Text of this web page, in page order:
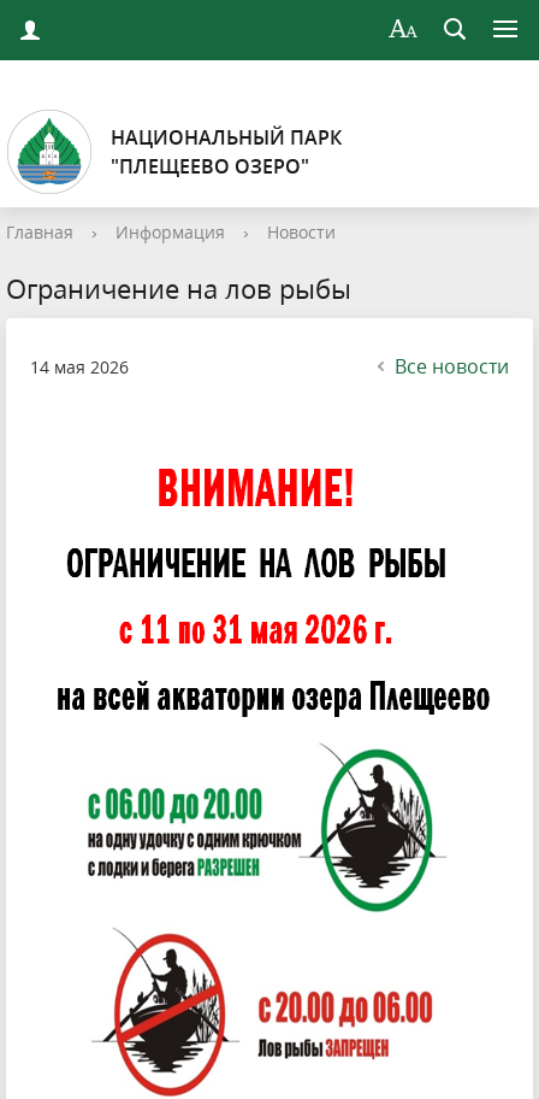
НАЦИОНАЛЬНЫЙ ПАРК
"ПЛЕЩЕЕВО ОЗЕРО"
Главная › Информация › Новости
Ограничение на лов рыбы
14 мая 2026 Все новости